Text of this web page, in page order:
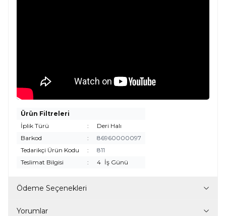
Ürün Filtreleri
İplik Türü
:
Deri Halı
Barkod
:
86960000097
Tedarikçi Ürün Kodu
:
811
Teslimat Bilgisi
: 4 İş Günü
Ödeme Seçenekleri
Yorumlar